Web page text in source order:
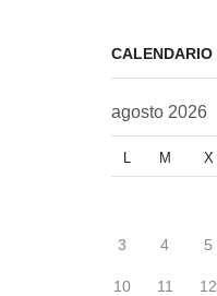
CALENDARIO
agosto 2026
L M X
3 4 5
10 11 12